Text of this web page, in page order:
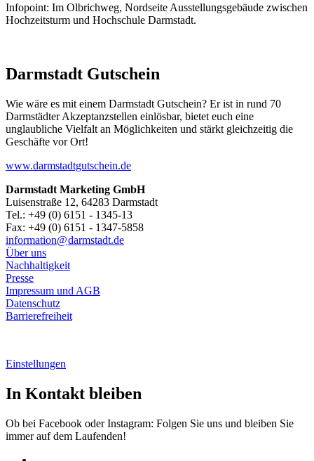
Infopoint: Im Olbrichweg, Nordseite Ausstellungsgebäude zwischen
Hochzeitsturm und Hochschule Darmstadt.
Darmstadt Gutschein
Wie wäre es mit einem Darmstadt Gutschein? Er ist in rund 70
Darmstädter Akzeptanzstellen einlösbar, bietet euch eine
unglaubliche Vielfalt an Möglichkeiten und stärkt gleichzeitig die
Geschäfte vor Ort!
www.darmstadtgutschein.de
Darmstadt Marketing GmbH
Luisenstraße 12, 64283 Darmstadt
Tel.: +49 (0) 6151 - 1345-13
Fax: +49 (0) 6151 - 1347-5858
information@darmstadt.de
Über uns
Nachhaltigkeit
Presse
Impressum und AGB
Datenschutz
Barrierefreiheit
Einstellungen
In Kontakt bleiben
Ob bei Facebook oder Instagram: Folgen Sie uns und bleiben Sie
immer auf dem Laufenden!